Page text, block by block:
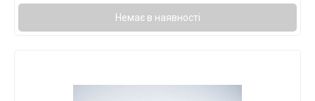
Немає в наявності